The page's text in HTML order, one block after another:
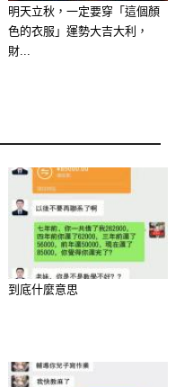
明天立秋，一定要穿「這個顏
色的衣服」運勢大吉大利，
財...
到底什麼意思